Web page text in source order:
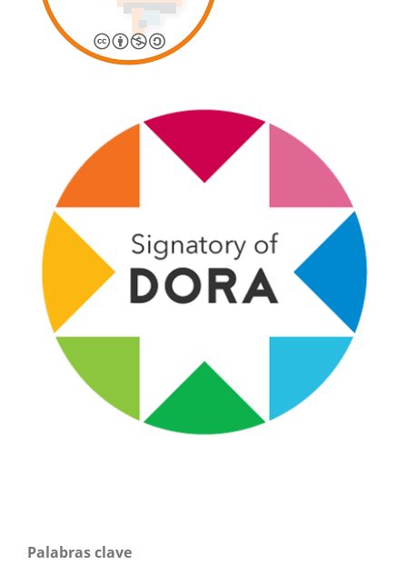
Palabras clave